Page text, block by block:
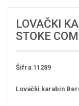
LOVAČKI
STOKE
Šifra:11289
Lovački karabin